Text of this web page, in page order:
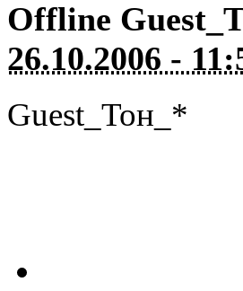
Offline
26.10.2006 -
Guest_Тон_*